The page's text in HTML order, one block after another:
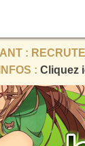
:
: Cliquez